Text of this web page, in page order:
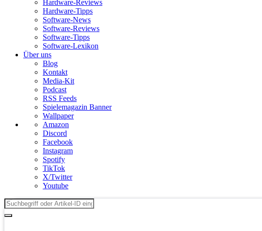
Hardware-Reviews
Hardware-Tipps
Software-News
Software-Reviews
Software-Tipps
Software-Lexikon
Über uns
Blog
Kontakt
Media-Kit
Podcast
RSS Feeds
Spielemagazin Banner
Wallpaper
Amazon
Discord
Facebook
Instagram
Spotify
TikTok
X/Twitter
Youtube